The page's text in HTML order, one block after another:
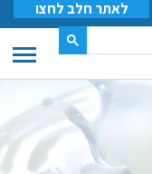
לאתר חלב לחצו